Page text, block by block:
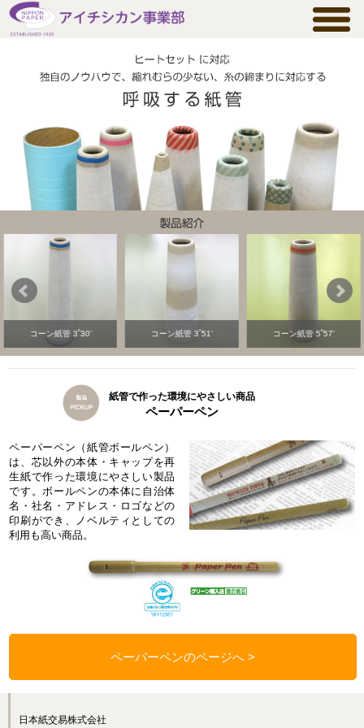
コーン紙管 3˚30’ コーン紙管 3˚51’ コーン紙管 5˚57’
紙管で作った環境にやさしい商品
ペーパーペン
ペーパーペン（紙管ボールペン）
は、芯以外の本体・キャップを再
生紙で作った環境にやさしい製品
です。ボールペンの本体に自治体
名・社名・アドレス・ロゴなどの
印刷ができ、ノベルティとしての
利用も高い商品。
ペーパーペンのページへ
日本紙交易株式会社